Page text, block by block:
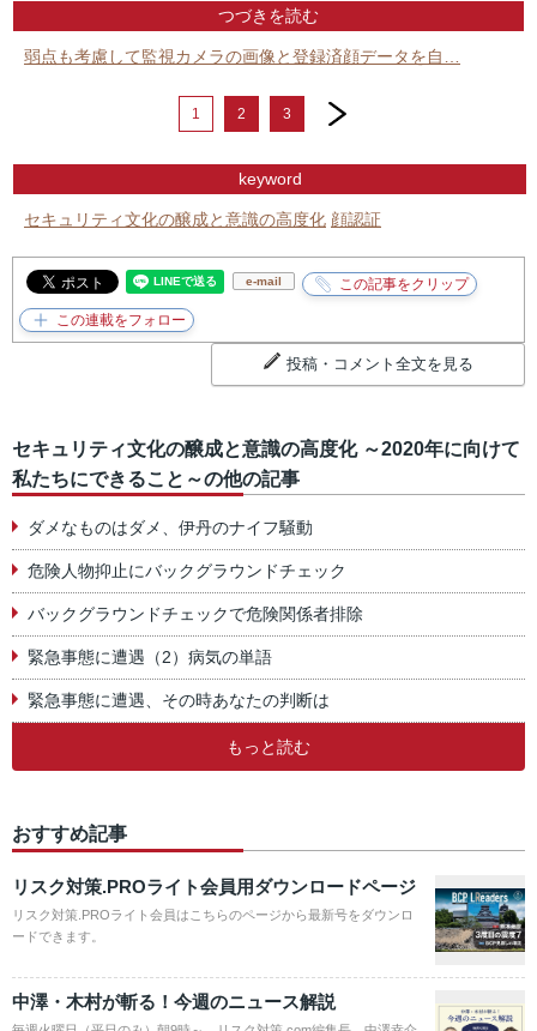
つづきを読む
弱点も考慮して監視カメラの画像と登録済顔データを自…
1 2 3
next
keyword
セキュリティ文化の醸成と意識の高度化 顔認証
e-mail
投稿・コメント全文を見る
セキュリティ文化の醸成と意識の高度化 ～2020年に向けて
私たちにできること～の他の記事
ダメなものはダメ、伊丹のナイフ騒動
危険人物抑止にバックグラウンドチェック
バックグラウンドチェックで危険関係者排除
緊急事態に遭遇（2）病気の単語
緊急事態に遭遇、その時あなたの判断は
もっと読む
おすすめ記事
リスク対策.PROライト会員用ダウンロードページ
リスク対策.PROライト会員はこちらのページから最新号をダウンロ
ードできます。
中澤・木村が斬る！今週のニュース解説